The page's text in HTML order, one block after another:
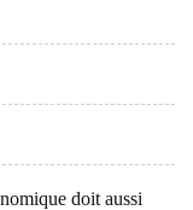
doit aussi